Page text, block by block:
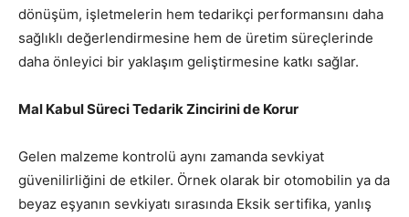
dönüşüm, işletmelerin hem tedarikçi performansını daha
sağlıklı değerlendirmesine hem de üretim süreçlerinde
daha önleyici bir yaklaşım geliştirmesine katkı sağlar.
Mal Kabul Süreci Tedarik Zincirini de Korur
Gelen malzeme kontrolü aynı zamanda sevkiyat
güvenilirliğini de etkiler. Örnek olarak bir otomobilin ya da
beyaz eşyanın sevkiyatı sırasında Eksik sertifika, yanlış